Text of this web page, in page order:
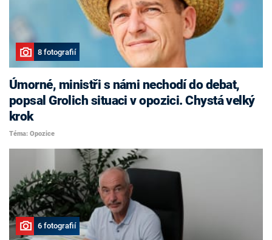
8 fotografií
Úmorné, ministři s námi nechodí do debat,
popsal Grolich situaci v opozici. Chystá velký
krok
Téma: Opozice
6 fotografií